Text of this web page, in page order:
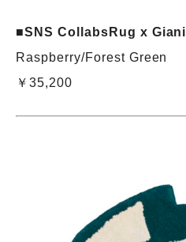
■SNS CollabsRug x Giani
Raspberry/Forest Green
￥35,200